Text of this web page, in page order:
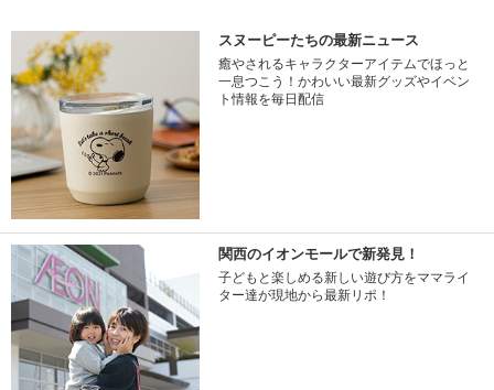
スヌーピーたちの最新ニュース
癒やされるキャラクターアイテムでほっと
一息つこう！かわいい最新グッズやイベン
ト情報を毎日配信
関西のイオンモールで新発見！
子どもと楽しめる新しい遊び方をママライ
ター達が現地から最新リポ！